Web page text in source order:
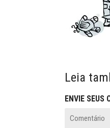
Leia
ENVIE SEUS